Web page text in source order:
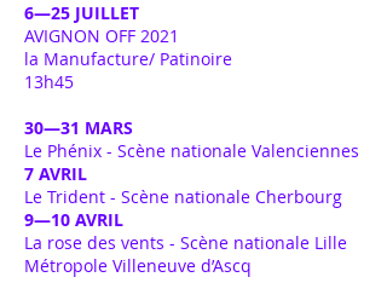
6—25 JUILLET
AVIGNON OFF 2021
la Manufacture/ Patinoire
13h45
30—31 MARS
Le Phénix - Scène nationale Valenciennes
7 AVRIL
Le Trident - Scène nationale Cherbourg
9—10 AVRIL
La rose des vents - Scène nationale Lille
Métropole Villeneuve d’Ascq